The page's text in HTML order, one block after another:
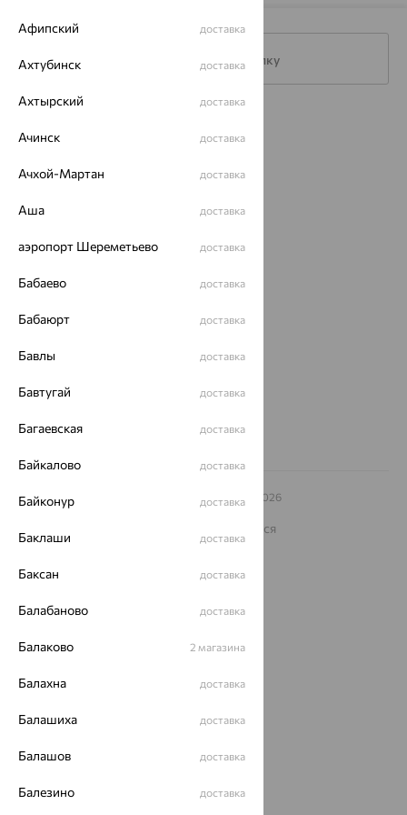
Подписаться на рассылку
О нас
Магазины и доставка г. Липецк
ул. Зегеля, 27/2
еще 3
Другие города
Заказать звонок
© ООО «Ювелирный дом «Кристалл»,
– 2026
Архив акций
Карта сайта
На информационном ресурсе применяются
рекомендательные технологии
ОГРН 1044800168379
Политика конфеденциальности
Разработка сайта —
Афипский доставка
Ахтубинск доставка
Ахтырский доставка
Ачинск доставка
Ачхой-Мартан доставка
Аша доставка
аэропорт Шереметьево доставка
Бабаево доставка
Бабаюрт доставка
Бавлы доставка
Бавтугай доставка
Багаевская доставка
Байкалово доставка
Байконур доставка
Баклаши доставка
Баксан доставка
Балабаново доставка
Балаково 2 магазина
Балахна доставка
Балашиха доставка
Балашов доставка
Балезино доставка